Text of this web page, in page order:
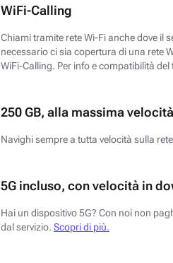
WiFi-Calling
Chiami tramite rete Wi-Fi anche dove il
necessario ci sia copertura di una rete
WiFi-Calling. Per info e compatibilità
250 GB, alla massima velocità
Navighi sempre a tutta velocità sulla
5G incluso, con velocità in
Hai un dispositivo 5G? Con noi non
dal servizio. Scopri di più.